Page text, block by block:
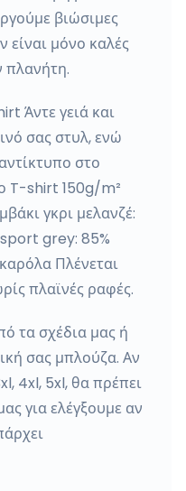
βιώσιμες
είναι μόνο καλές
πλανήτη.
Άντε γειά και
σας στυλ, ενώ
στο
T-shirt 150g/m²
γκρι μελανζέ:
sport grey: 85%
Πλένεται
πλαϊνές ραφές.
τα σχέδια μας ή
σας μπλούζα. Αν
4xl, 5xl, θα πρέπει
για ελέγξουμε αν